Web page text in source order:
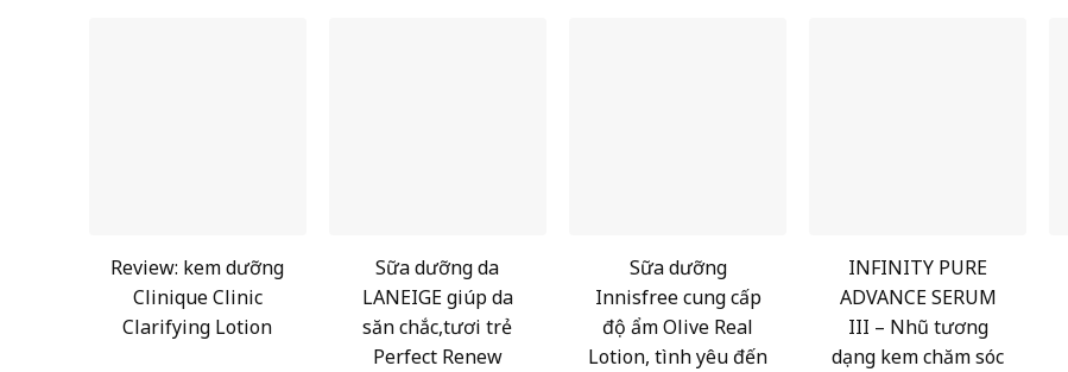
Review: kem dưỡng
Clinique Clinic
Clarifying Lotion
Sữa dưỡng da
LANEIGE giúp da
săn chắc,tươi trẻ
Perfect Renew
Sữa dưỡng
Innisfree cung cấp
độ ẩm Olive Real
Lotion, tình yêu đến
INFINITY PURE
ADVANCE SERUM
III – Nhũ tương
dạng kem chăm sóc